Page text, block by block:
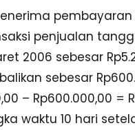
pembayaran
penjualan
2006 sebesar
sebesar
– Rp600.000,00 =
waktu 10 hari